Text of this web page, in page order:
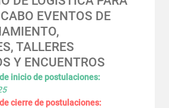
EVENTOS DE
TALLERES
Y ENCUENTROS
inicio de postulaciones:
cierre de postulaciones: